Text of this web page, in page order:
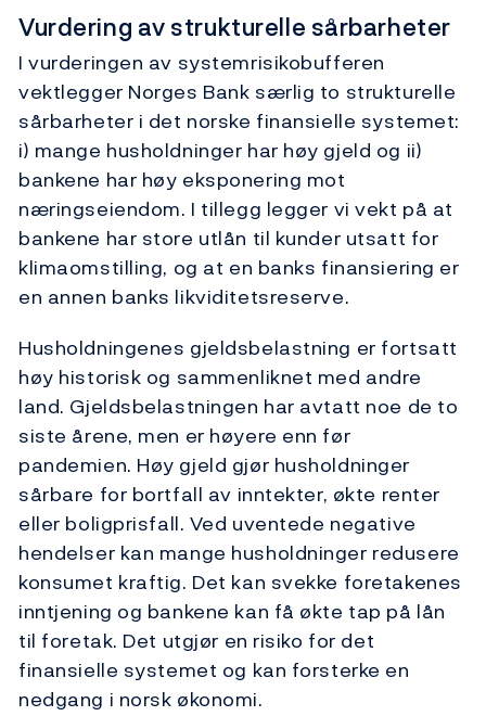
Vurdering av strukturelle sårbarheter
I vurderingen av systemrisikobufferen
vektlegger Norges Bank særlig to strukturelle
sårbarheter i det norske finansielle systemet:
i) mange husholdninger har høy gjeld og ii)
bankene har høy eksponering mot
næringseiendom. I tillegg legger vi vekt på at
bankene har store utlån til kunder utsatt for
klimaomstilling, og at en banks finansiering er
en annen banks likviditetsreserve.
Husholdningenes gjeldsbelastning er fortsatt
høy historisk og sammenliknet med andre
land. Gjeldsbelastningen har avtatt noe de to
siste årene, men er høyere enn før
pandemien. Høy gjeld gjør husholdninger
sårbare for bortfall av inntekter, økte renter
eller boligprisfall. Ved uventede negative
hendelser kan mange husholdninger redusere
konsumet kraftig. Det kan svekke foretakenes
inntjening og bankene kan få økte tap på lån
til foretak. Det utgjør en risiko for det
finansielle systemet og kan forsterke en
nedgang i norsk økonomi.